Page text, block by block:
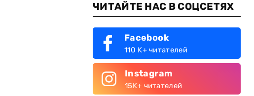
ЧИТАЙТЕ НАС В СОЦСЕТЯХ
Facebook
110 K+ читателей
Instagram
15K+ читателей